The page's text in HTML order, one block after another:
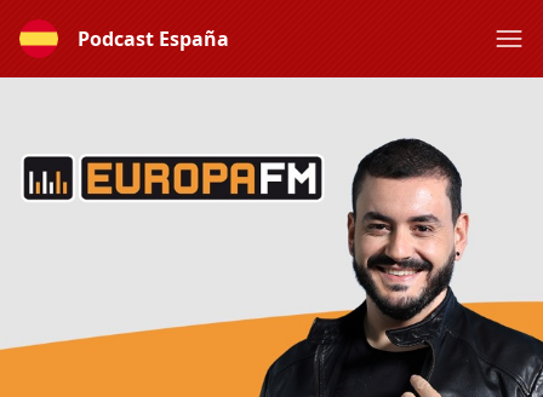
Podcast España